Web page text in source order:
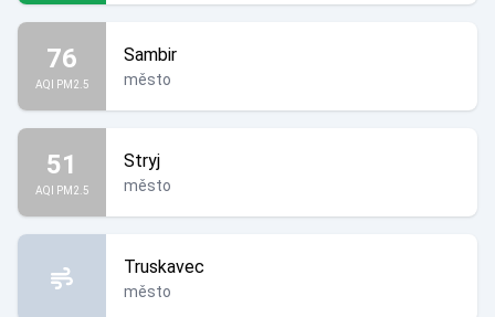
76
AQI PM2.5
Sambir
město
51
AQI PM2.5
Stryj
město
Truskavec
město